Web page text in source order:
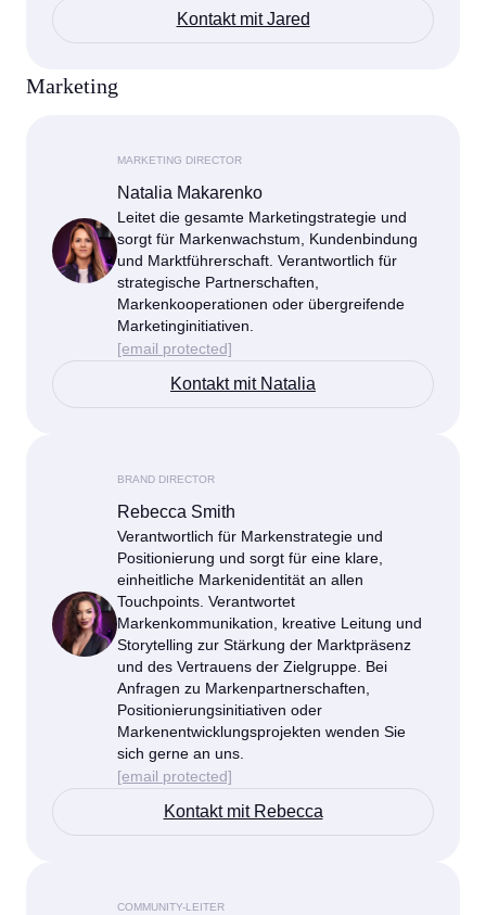
Kontakt mit Jared
Marketing
MARKETING DIRECTOR
Natalia Makarenko
Leitet die gesamte Marketingstrategie und
sorgt für Markenwachstum, Kundenbindung
und Marktführerschaft. Verantwortlich für
strategische Partnerschaften,
Markenkooperationen oder übergreifende
Marketinginitiativen.
[email protected]
Kontakt mit Natalia
BRAND DIRECTOR
Rebecca Smith
Verantwortlich für Markenstrategie und
Positionierung und sorgt für eine klare,
einheitliche Markenidentität an allen
Touchpoints. Verantwortet
Markenkommunikation, kreative Leitung und
Storytelling zur Stärkung der Marktpräsenz
und des Vertrauens der Zielgruppe. Bei
Anfragen zu Markenpartnerschaften,
Positionierungsinitiativen oder
Markenentwicklungsprojekten wenden Sie
sich gerne an uns.
[email protected]
Kontakt mit Rebecca
COMMUNITY-LEITER